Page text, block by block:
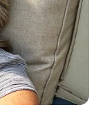
às Endemias de
que tramitam em